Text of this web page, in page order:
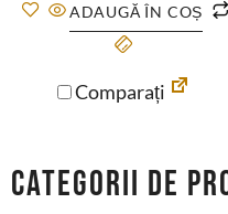
Categorii de
ADAUGĂ ÎN COȘ
Comparați